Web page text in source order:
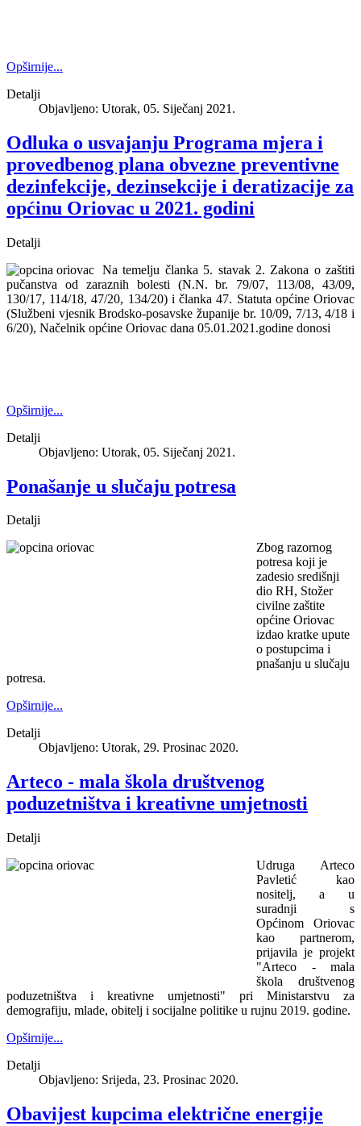
Opširnije...
Detalji
Objavljeno: Utorak, 05. Siječanj 2021.
Odluka o usvajanju Programa mjera i
provedbenog plana obvezne preventivne
dezinfekcije, dezinsekcije i deratizacije za
općinu Oriovac u 2021. godini
Detalji
Na temelju članka 5. stavak 2. Zakona o zaštiti
pučanstva od zaraznih bolesti (N.N. br. 79/07, 113/08, 43/09,
130/17, 114/18, 47/20, 134/20) i članka 47. Statuta općine Oriovac
(Službeni vjesnik Brodsko-posavske županije br. 10/09, 7/13, 4/18 i
6/20), Načelnik općine Oriovac dana 05.01.2021.godine donosi
Opširnije...
Detalji
Objavljeno: Utorak, 05. Siječanj 2021.
Ponašanje u slučaju potresa
Detalji
Zbog razornog
potresa koji je
zadesio središnji
dio RH, Stožer
civilne zaštite
općine Oriovac
izdao kratke upute
o postupcima i
pnašanju u slučaju
potresa.
Opširnije...
Detalji
Objavljeno: Utorak, 29. Prosinac 2020.
Arteco - mala škola društvenog
poduzetništva i kreativne umjetnosti
Detalji
Udruga Arteco
Pavletić kao
nositelj, a u
suradnji s
Općinom Oriovac
kao partnerom,
prijavila je projekt
"Arteco - mala
škola društvenog
poduzetništva i kreativne umjetnosti" pri Ministarstvu za
demografiju, mlade, obitelj i socijalne politike u rujnu 2019. godine.
Opširnije...
Detalji
Objavljeno: Srijeda, 23. Prosinac 2020.
Obavijest kupcima električne energije